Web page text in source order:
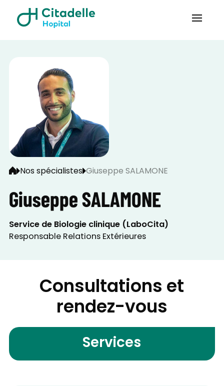
Nos spécialistes Giuseppe SALAMONE
Giuseppe SALAMONE
Service de Biologie clinique (LaboCita)
Responsable Relations Extérieures
Consultations et
rendez-vous
Services